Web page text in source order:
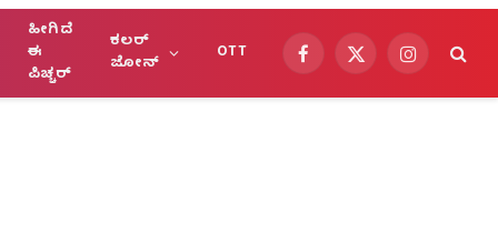
ಹೀಗಿದೆ
ಈ
ಪಿಚ್ಚರ್
ಕಲರ್
ಜೋನ್
OTT Facebook
X
Instagram